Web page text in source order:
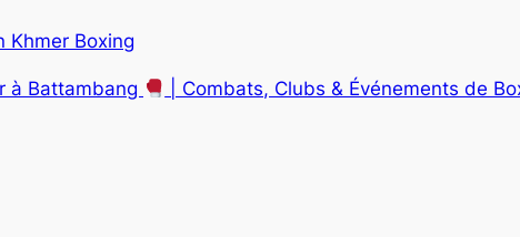
Khmer Boxing
à Battambang | Combats, Clubs & Événements de